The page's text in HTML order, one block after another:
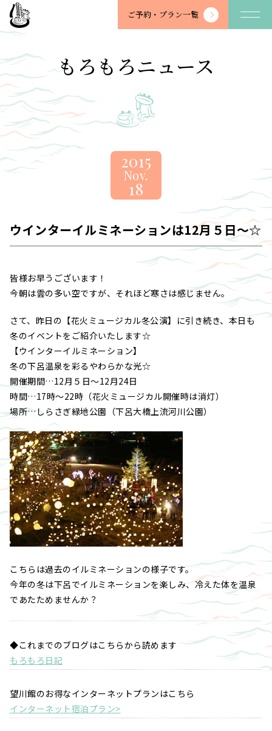
望
川
-
BOSENKAN
ご予約・ プラン一覧
もろもろニュース
2015
Nov.
18
ウインターイルミネーションは12月５日～☆
皆様お早うございます！
今朝は雲の多い空ですが、それほど寒さは感じません。
さて、昨日の【花火ミュージカル冬公演】に引き続き、本日も
冬のイベントをご紹介いたします☆
【ウインターイルミネーション】
冬の下呂温泉を彩るやわらかな光☆
開催期間…12月５日～12月24日
時間…17時～22時（花火ミュージカル開催時は消灯）
場所…しらさぎ緑地公園（下呂大橋上流河川公園）
こちらは過去のイルミネーションの様子です。
今年の冬は下呂でイルミネーションを楽しみ、冷えた体を温泉
であたためませんか？
◆これまでのブログはこちらから読めます
もろもろ日記
望川館のお得なインターネットプランはこちら
インターネット宿泊プラン>